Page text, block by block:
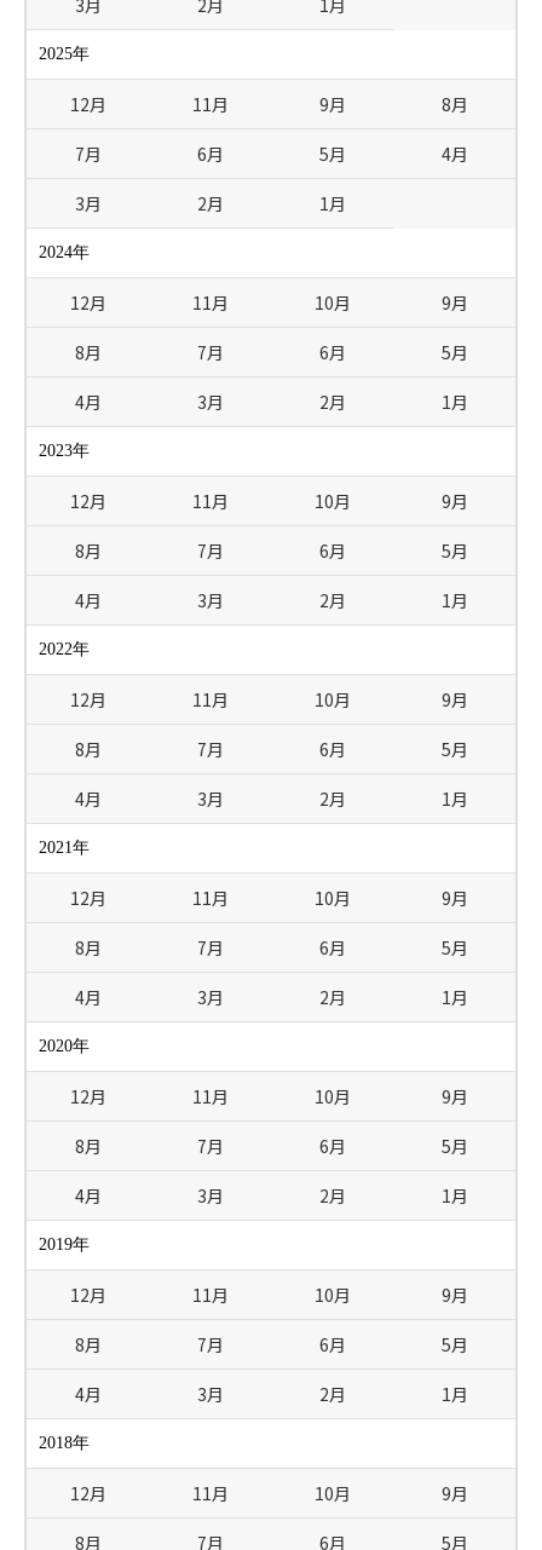
3月 2月 1月
2025年
12月 11月 9月 8月
7月 6月 5月 4月
3月 2月 1月
2024年
12月 11月 10月 9月
8月 7月 6月 5月
4月 3月 2月 1月
2023年
12月 11月 10月 9月
8月 7月 6月 5月
4月 3月 2月 1月
2022年
12月 11月 10月 9月
8月 7月 6月 5月
4月 3月 2月 1月
2021年
12月 11月 10月 9月
8月 7月 6月 5月
4月 3月 2月 1月
2020年
12月 11月 10月 9月
8月 7月 6月 5月
4月 3月 2月 1月
2019年
12月 11月 10月 9月
8月 7月 6月 5月
4月 3月 2月 1月
2018年
12月 11月 10月 9月
8月 7月 6月 5月